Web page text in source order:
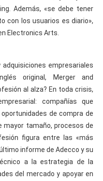
Además, «se debe tener
con los usuarios es diario»,
Electronics Arts.
empresariales
original, Merger and
al alza? En toda crisis,
compañías que
de compra de
mayor tamaño, procesos de
figura entre las «más
informe de Adecco y su
a la estrategia de la
del mercado y apoyar en